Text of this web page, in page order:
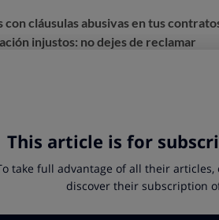
con cláusulas abusivas en tus
injustos: no dejes de reclamar
hipotecarios siguen encabezando las
con las tarjetas. Se confirma
desde 2018. En 2019 las
alcanzando máximos históricos.